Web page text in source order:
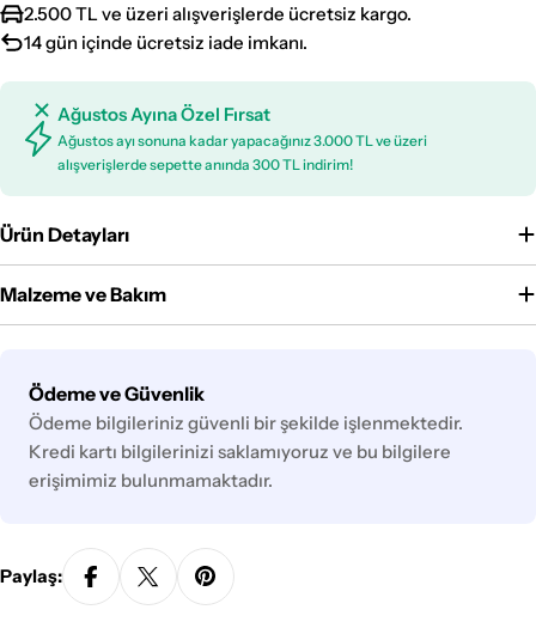
2.500 TL ve üzeri alışverişlerde ücretsiz kargo.
14 gün içinde ücretsiz iade imkanı.
Ağustos Ayına Özel Fırsat
Ağustos ayı sonuna kadar yapacağınız 3.000 TL ve üzeri
alışverişlerde sepette anında 300 TL indirim!
Ürün Detayları
Malzeme ve Bakım
Ödeme ve Güvenlik
Ödeme
yöntemleri
Ödeme bilgileriniz güvenli bir şekilde işlenmektedir.
Kredi kartı bilgilerinizi saklamıyoruz ve bu bilgilere
erişimimiz bulunmamaktadır.
Paylaş: